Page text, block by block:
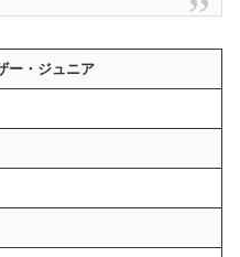
ー・ジュニア